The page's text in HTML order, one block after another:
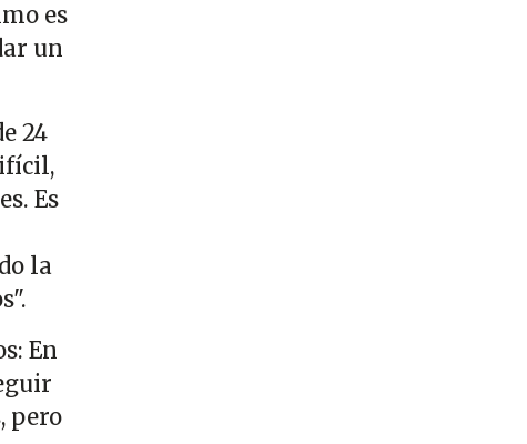
es
un
24
Es
la
En
pero